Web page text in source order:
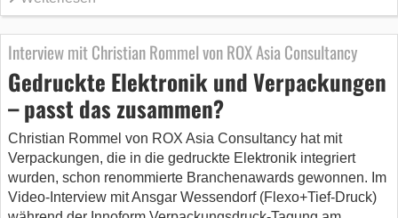
Interview mit Christian Rommel von ROX Asia Consultancy
Gedruckte Elektronik und Verpackungen
– passt das zusammen?
Christian Rommel von ROX Asia Consultancy hat mit
Verpackungen, die in die gedruckte Elektronik integriert
wurden, schon renommierte Branchenawards gewonnen. Im
Video-Interview mit Ansgar Wessendorf (Flexo+Tief-Druck)